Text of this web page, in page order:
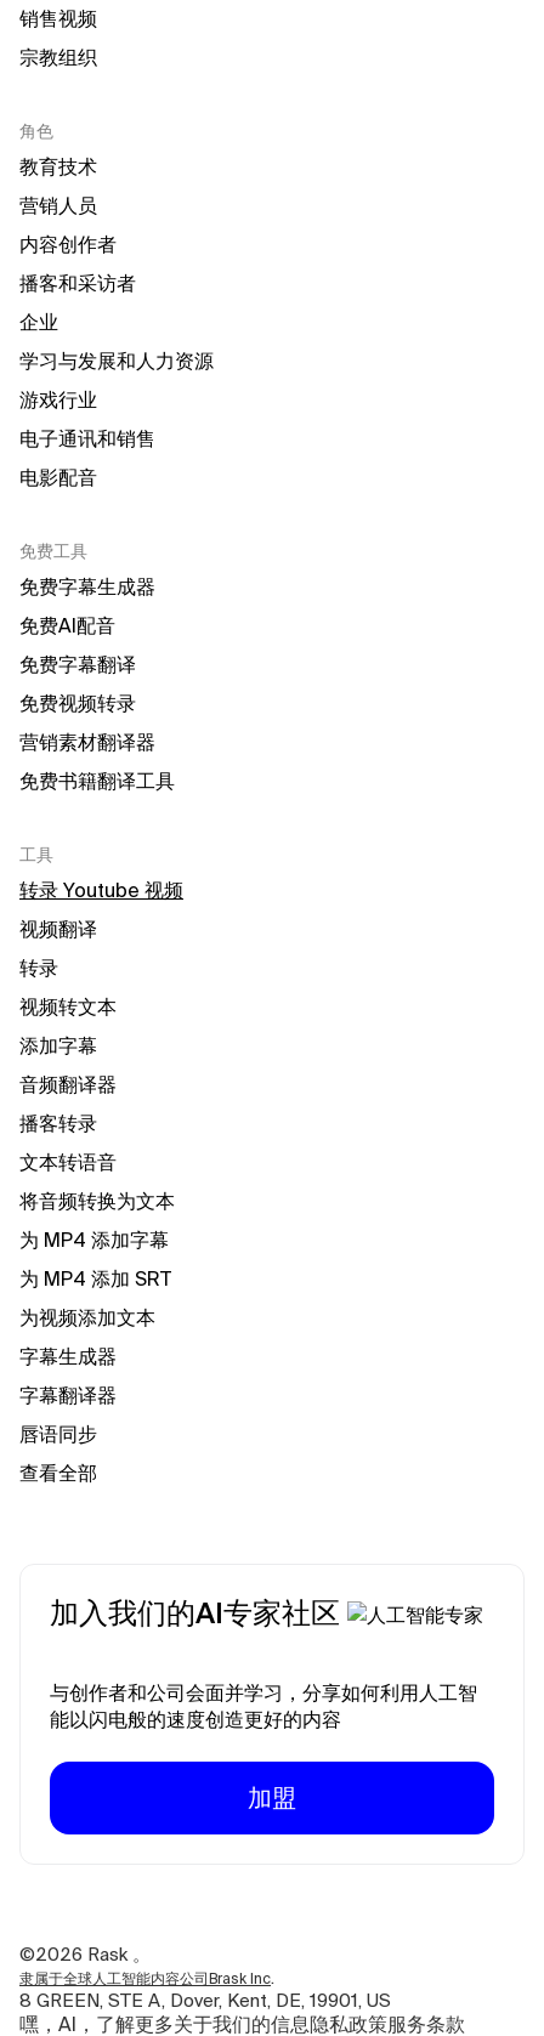
销售视频
宗教组织
角色
教育技术
营销人员
内容创作者
播客和采访者
企业
学习与发展和人力资源
游戏行业
电子通讯和销售
电影配音
免费工具
免费字幕生成器
免费AI配音
免费字幕翻译
免费视频转录
营销素材翻译器
免费书籍翻译工具
工具
转录 Youtube 视频
视频翻译
转录
视频转文本
添加字幕
音频翻译器
播客转录
文本转语音
将音频转换为文本
为 MP4 添加字幕
为 MP4 添加 SRT
为视频添加文本
字幕生成器
字幕翻译器
唇语同步
查看全部
加入我们的AI专家社区
与创作者和公司会面并学习，分享如何利用人工智
能以闪电般的速度创造更好的内容
加盟
©2026 Rask 。
隶属于全球人工智能内容公司Brask Inc.
8 GREEN, STE A, Dover, Kent, DE, 19901, US
嘿，AI，了解更多关于我们的信息隐私政策服务条款